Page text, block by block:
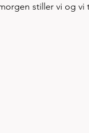
stiller vi og vi